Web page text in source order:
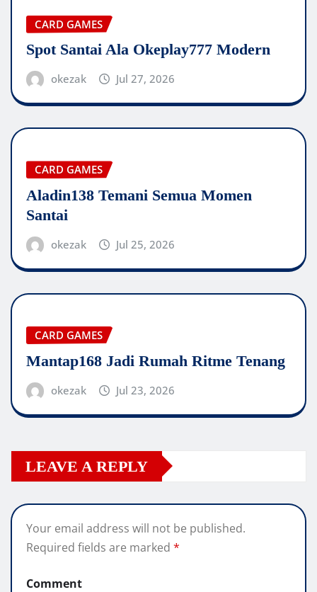
CARD GAMES
Spot Santai Ala Okeplay777 Modern
okezak Jul 27, 2026
CARD GAMES
Aladin138 Temani Semua Momen
Santai
okezak Jul 25, 2026
CARD GAMES
Mantap168 Jadi Rumah Ritme Tenang
okezak Jul 23, 2026
LEAVE A REPLY
Your email address will not be published.
Required fields are marked *
Comment